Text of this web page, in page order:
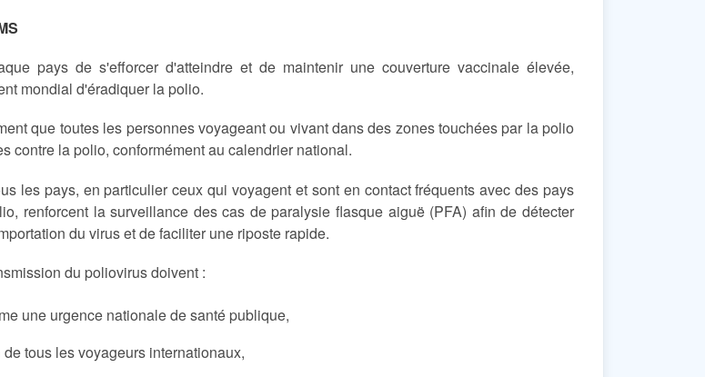
pays de s'efforcer d'atteindre et de maintenir une couverture vaccinale élevée,
mondial d'éradiquer la polio.
que toutes les personnes voyageant ou vivant dans des zones touchées par la polio
contre la polio, conformément au calendrier national.
les pays, en particulier ceux qui voyagent et sont en contact fréquents avec des pays
renforcent la surveillance des cas de paralysie flasque aiguë (PFA) afin de détecter
du virus et de faciliter une riposte rapide.
du poliovirus doivent :
une urgence nationale de santé publique,
tous les voyageurs internationaux,